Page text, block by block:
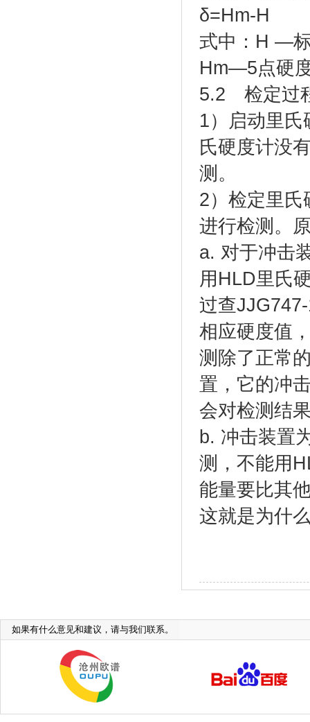
δ=Hm-H
式中：H —
Hm—5点硬
5.2 检定过
1）启动里
氏硬度计没
测。
2）检定里氏
进行检测。
a. 对于冲击
用HLD里氏
过查
相应硬度值
测除了正常
置，它的冲
会对检测结
b. 冲击装置
测，不能用
能量要比其
这就是为什
如果有什么意见和建议，请与我们联系。